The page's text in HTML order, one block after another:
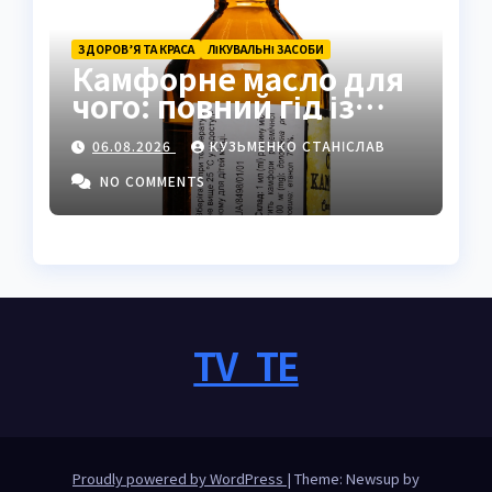
ЗДОРОВ’Я ТА КРАСА ЛІКУВАЛЬНІ ЗАСОБИ
Камфорне масло для
чого: повний гід із
застосуванням і
властивостями
06.08.2026
КУЗЬМЕНКО СТАНІСЛАВ
NO COMMENTS
TV_TE
Proudly powered by WordPress | Theme: Newsup by